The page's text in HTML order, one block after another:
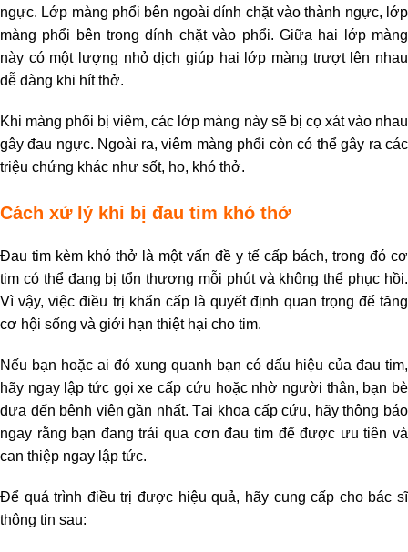
ngực. Lớp màng phổi bên ngoài dính chặt vào thành ngực, lớp
màng phổi bên trong dính chặt vào phổi. Giữa hai lớp màng
này có một lượng nhỏ dịch giúp hai lớp màng trượt lên nhau
dễ dàng khi hít thở.
Khi màng phổi bị viêm, các lớp màng này sẽ bị cọ xát vào nhau
gây đau ngực. Ngoài ra, viêm màng phổi còn có thể gây ra các
triệu chứng khác như sốt, ho, khó thở.
Cách xử lý khi bị đau tim khó thở
Đau tim kèm khó thở là một vấn đề y tế cấp bách, trong đó cơ
tim có thể đang bị tổn thương mỗi phút và không thể phục hồi.
Vì vậy, việc điều trị khẩn cấp là quyết định quan trọng để tăng
cơ hội sống và giới hạn thiệt hại cho tim.
Nếu bạn hoặc ai đó xung quanh bạn có dấu hiệu của đau tim,
hãy ngay lập tức gọi xe cấp cứu hoặc nhờ người thân, bạn bè
đưa đến bệnh viện gần nhất. Tại khoa cấp cứu, hãy thông báo
ngay rằng bạn đang trải qua cơn đau tim để được ưu tiên và
can thiệp ngay lập tức.
Để quá trình điều trị được hiệu quả, hãy cung cấp cho bác sĩ
thông tin sau: